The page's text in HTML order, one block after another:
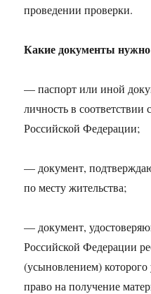
проведении проверки.
Какие документы нужно
— паспорт или иной
личность в соответствии
Российской Федерации;
— документ,
по месту жительства;
— документ,
Российской Федерации
(усыновлением)
право на получение